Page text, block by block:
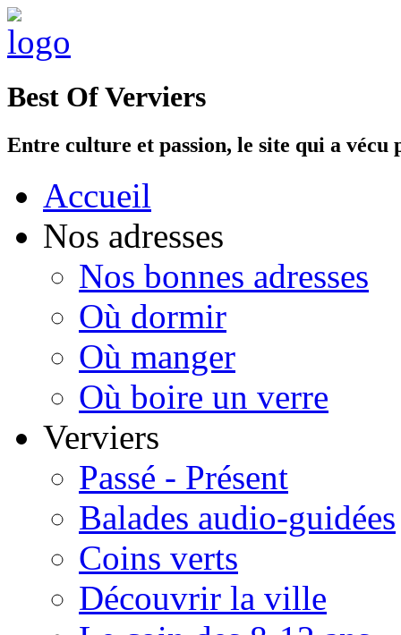
Best Of Verviers
Entre culture et passion, le site qui a vécu
Accueil
Nos adresses
Nos bonnes adresses
Où dormir
Où manger
Où boire un verre
Verviers
Passé - Présent
Balades audio-guidées
Coins verts
Découvrir la ville